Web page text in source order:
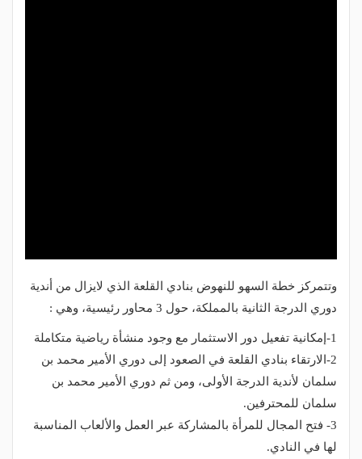
وتتمركز خطة السهو للنهوض بنادي القلعة الذي لايزال من أندية
دوري الدرجة الثانية بالمملكة، حول 3 محاور رئيسية، وهي :
1-إمكانية تفعيل دور الاستثمار مع وجود منشأة رياضية متكاملة
2-الارتقاء بنادي القلعة في الصعود إلى دوري الأمير محمد بن
سلمان لأندية الدرجة الأولى، ومن ثم دوري الأمير محمد بن
سلمان للمحترفين.
3- فتح المجال للمرأة بالمشاركة عبر العمل والألعاب المناسبة
لها في النادي.